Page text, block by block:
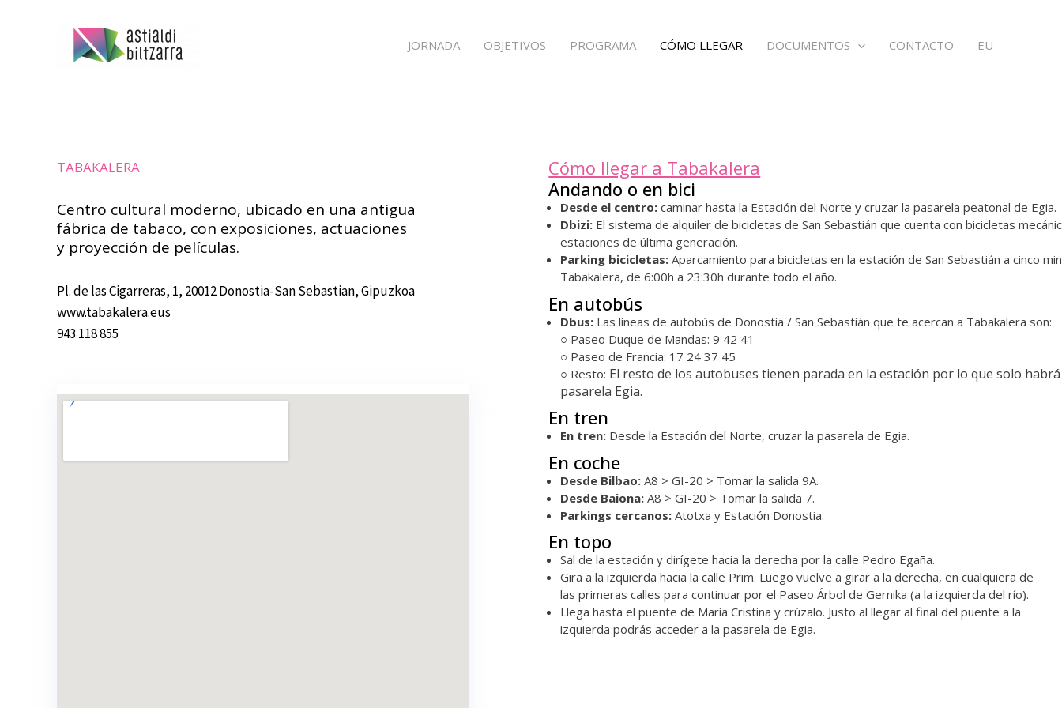
JORNADA OBJETIVOS PROGRAMA CÓMO LLEGAR DOCUMENTOS CONTACTO EU
TABAKALERA
Centro cultural moderno, ubicado en una antigua
fábrica de tabaco, con exposiciones, actuaciones
y proyección de películas.
Pl. de las Cigarreras, 1, 20012 Donostia-San Sebastian, Gipuzkoa
www.tabakalera.eus
943 118 855
Cómo llegar a Tabakalera
Andando o en bici
Desde el centro: caminar hasta la Estación del Norte y cruzar la pasarela peatonal de Egia.
Dbizi: El sistema de alquiler de bicicletas de San Sebastián que cuenta con bicicletas
estaciones de última generación.
Parking bicicletas: Aparcamiento para bicicletas en la estación de San Sebastián a cinco
Tabakalera, de 6:00h a 23:30h durante todo el año.
En autobús
Dbus: Las líneas de autobús de Donostia / San Sebastián que te acercan a Tabakalera son:
○ Paseo Duque de Mandas: 9 42 41
○ Paseo de Francia: 17 24 37 45
○ Resto: El resto de los autobuses tienen parada en la estación por lo que solo
pasarela Egia.
En tren
En tren: Desde la Estación del Norte, cruzar la pasarela de Egia.
En coche
Desde Bilbao: A8 > GI-20 > Tomar la salida 9A.
Desde Baiona: A8 > GI-20 > Tomar la salida 7.
Parkings cercanos: Atotxa y Estación Donostia.
En topo
Sal de la estación y dirígete hacia la derecha por la calle Pedro Egaña.
Gira a la izquierda hacia la calle Prim. Luego vuelve a girar a la derecha, en cualquiera de
las primeras calles para continuar por el Paseo Árbol de Gernika (a la izquierda del río).
Llega hasta el puente de María Cristina y crúzalo. Justo al llegar al final del puente a la
izquierda podrás acceder a la pasarela de Egia.